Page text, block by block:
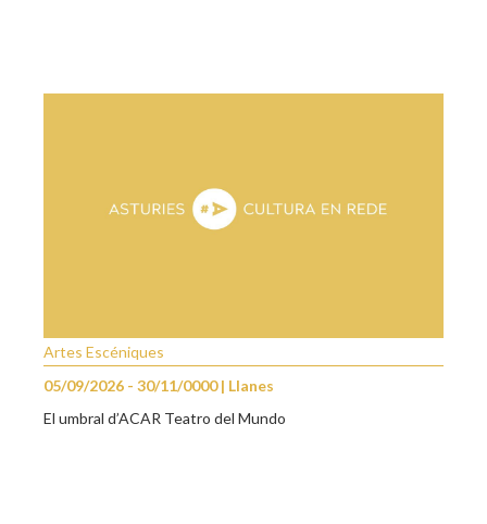
Artes Escéniques
05/09/2026 - 30/11/0000 | Llanes
El umbral d’ACAR Teatro del Mundo